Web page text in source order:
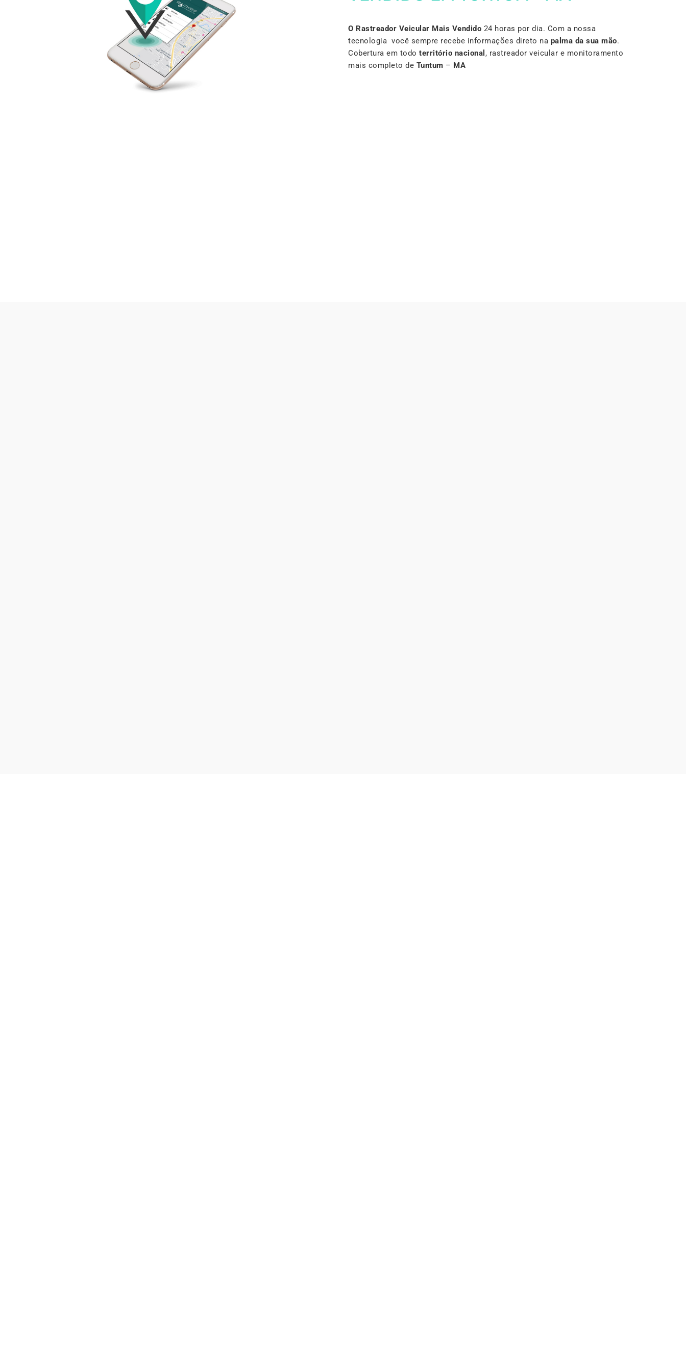
O Rastreador Veicular Mais Vendido 24 horas por dia. Com a nossa
tecnologia você sempre recebe informações direto na palma da sua mão.
Cobertura em todo território nacional , rastreador veicular e monitoramento
mais completo de Tuntum – MA